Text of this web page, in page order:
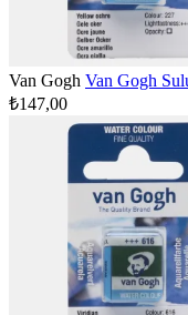
Van Gogh Van Gogh
₺147,00